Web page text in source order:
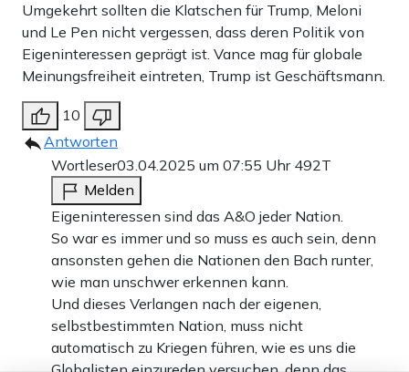
Umgekehrt sollten die Klatschen für Trump, Meloni
und Le Pen nicht vergessen, dass deren Politik von
Eigeninteressen geprägt ist. Vance mag für globale
Meinungsfreiheit eintreten, Trump ist Geschäftsmann.
10
Antworten
Wortleser03.04.2025 um 07:55 Uhr 492T
Melden
Eigeninteressen sind das A&O jeder Nation.
So war es immer und so muss es auch sein, denn
ansonsten gehen die Nationen den Bach runter,
wie man unschwer erkennen kann.
Und dieses Verlangen nach der eigenen,
selbstbestimmten Nation, muss nicht
automatisch zu Kriegen führen, wie es uns die